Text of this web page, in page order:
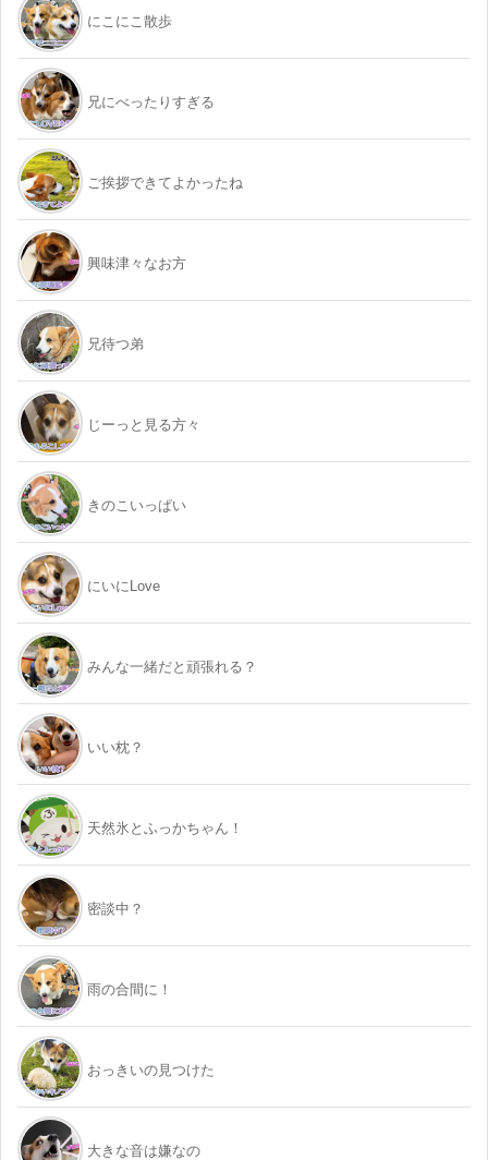
にこにこ散歩
兄にべったりすぎる
ご挨拶できてよかったね
興味津々なお方
兄待つ弟
じーっと見る方々
きのこいっぱい
にいにLove
みんな一緒だと頑張れる？
いい枕？
天然氷とふっかちゃん！
密談中？
雨の合間に！
おっきいの見つけた
大きな音は嫌なの